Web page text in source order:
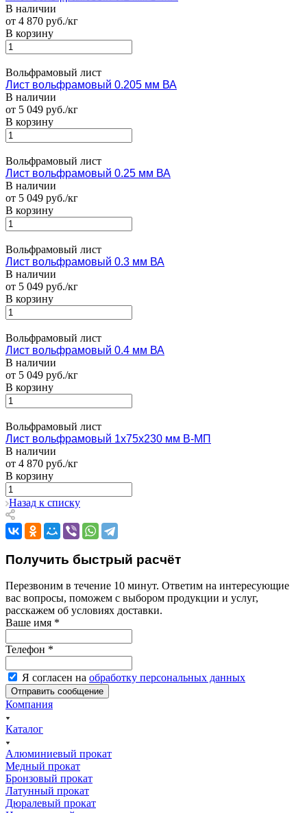
В наличии
от 4 870 руб./кг
В корзину
Вольфрамовый лист
Лист вольфрамовый 0.205 мм ВА
В наличии
от 5 049 руб./кг
В корзину
Вольфрамовый лист
Лист вольфрамовый 0.25 мм ВА
В наличии
от 5 049 руб./кг
В корзину
Вольфрамовый лист
Лист вольфрамовый 0.3 мм ВА
В наличии
от 5 049 руб./кг
В корзину
Вольфрамовый лист
Лист вольфрамовый 0.4 мм ВА
В наличии
от 5 049 руб./кг
В корзину
Вольфрамовый лист
Лист вольфрамовый 1х75х230 мм В-МП
В наличии
от 4 870 руб./кг
В корзину
Назад к списку
Получить быстрый расчёт
Перезвоним в течение 10 минут. Ответим на интересующие
вас вопросы, поможем с выбором продукции и услуг,
расскажем об условиях доставки.
Ваше имя *
Телефон *
Я согласен на обработку персональных данных
Компания
Каталог
Алюминиевый прокат
Медный прокат
Бронзовый прокат
Латунный прокат
Дюралевый прокат